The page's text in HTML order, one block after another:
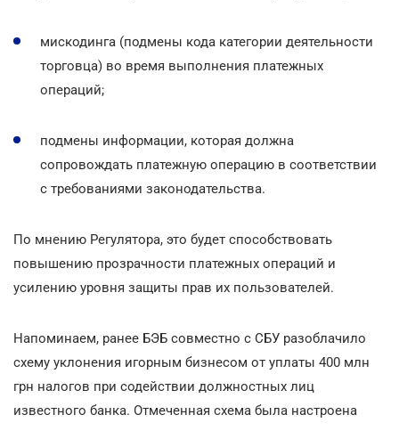
мискодинга (подмены кода категории деятельности
торговца) во время выполнения платежных
операций;
подмены информации, которая должна
сопровождать платежную операцию в соответствии
с требованиями законодательства.
По мнению Регулятора, это будет способствовать
повышению прозрачности платежных операций и
усилению уровня защиты прав их пользователей.
Напоминаем, ранее БЭБ совместно с СБУ разоблачило
схему уклонения игорным бизнесом от уплаты 400 млн
грн налогов при содействии должностных лиц
известного банка. Отмеченная схема была настроена